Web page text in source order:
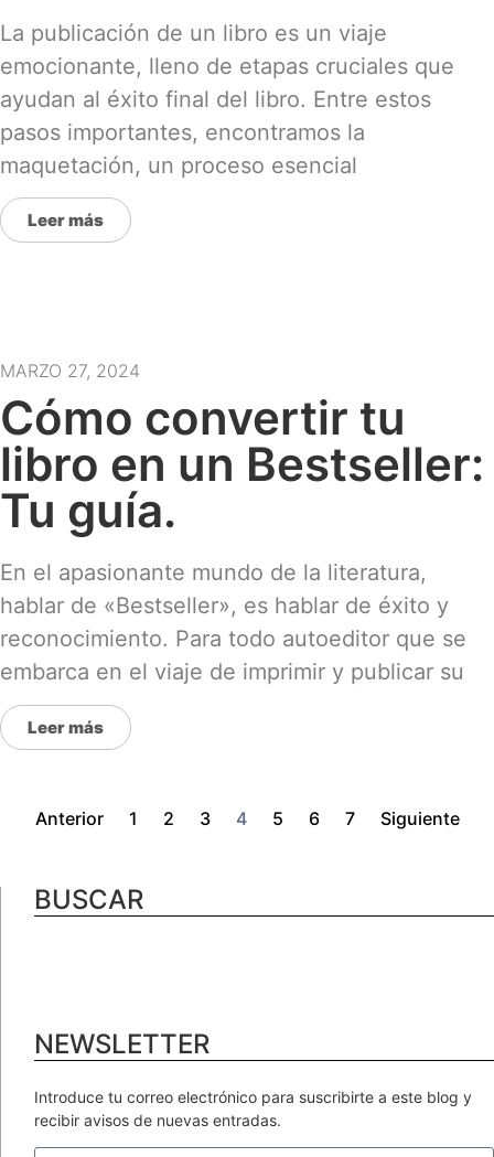
La publicación de un libro es un viaje
emocionante, lleno de etapas cruciales que
ayudan al éxito final del libro. Entre estos
pasos importantes, encontramos la
maquetación, un proceso esencial
Leer más
MARZO 27, 2024
Cómo convertir tu
libro en un Bestseller:
Tu guía.
En el apasionante mundo de la literatura,
hablar de «Bestseller», es hablar de éxito y
reconocimiento. Para todo autoeditor que se
embarca en el viaje de imprimir y publicar su
Leer más
Anterior 1 2 3 4 5 6 7 Siguiente
BUSCAR
NEWSLETTER
Introduce tu correo electrónico para suscribirte a este blog y
recibir avisos de nuevas entradas.